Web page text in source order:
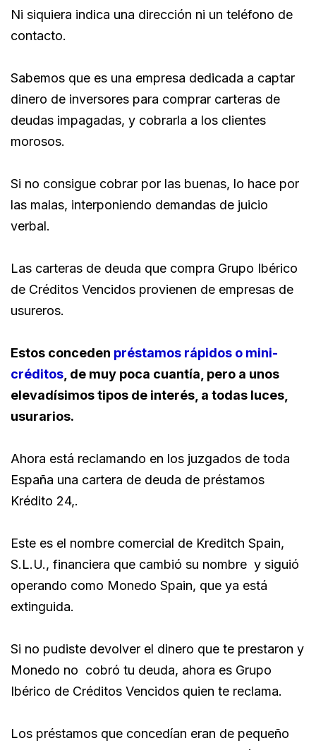
Ni siquiera indica una dirección ni un teléfono de
contacto.
Sabemos que es una empresa dedicada a captar
dinero de inversores para comprar carteras de
deudas impagadas, y cobrarla a los clientes
morosos.
Si no consigue cobrar por las buenas, lo hace por
las malas, interponiendo demandas de juicio
verbal.
Las carteras de deuda que compra Grupo Ibérico
de Créditos Vencidos provienen de empresas de
usureros.
Estos conceden préstamos rápidos o mini-
créditos , de muy poca cuantía, pero a unos
elevadísimos tipos de interés, a todas luces,
usurarios.
Ahora está reclamando en los juzgados de toda
España una cartera de deuda de préstamos
Krédito 24,.
Este es el nombre comercial de Kreditch Spain,
S.L.U., financiera que cambió su nombre y siguió
operando como Monedo Spain, que ya está
extinguida.
Si no pudiste devolver el dinero que te prestaron y
Monedo no cobró tu deuda, ahora es Grupo
Ibérico de Créditos Vencidos quien te reclama.
Los préstamos que concedían eran de pequeño